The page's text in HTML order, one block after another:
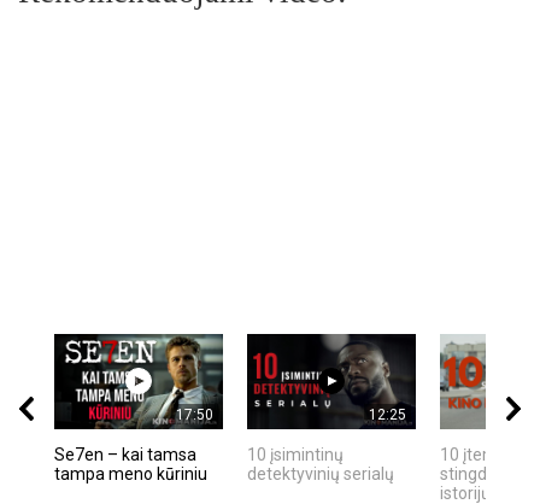
17:50
Se7en – kai tamsa
tampa meno kūriniu
12:25
10 įsimintinų
detektyvinių serialų
10 įtemptų,
stingdančių
istorijų